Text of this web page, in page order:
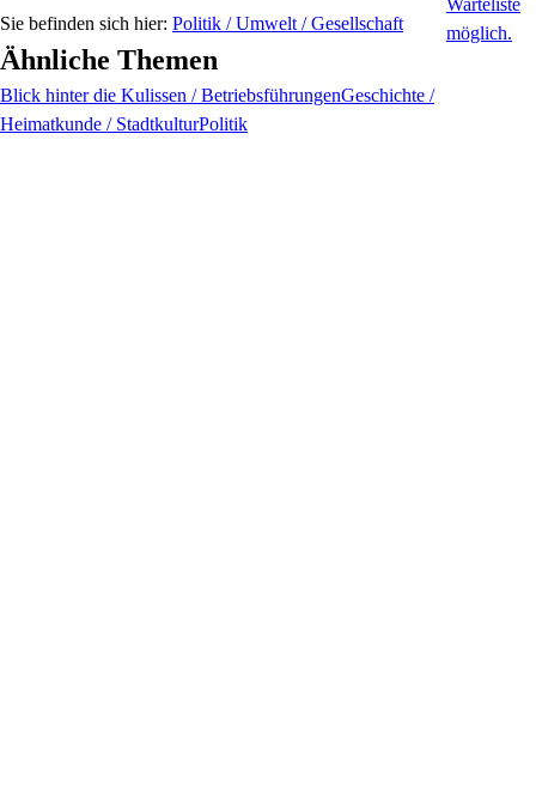
Politik / Umwelt / Gesellschaft
Ähnliche Themen
Blick hinter die Kulissen / BetriebsführungenGeschichte /
Heimatkunde / StadtkulturPolitik